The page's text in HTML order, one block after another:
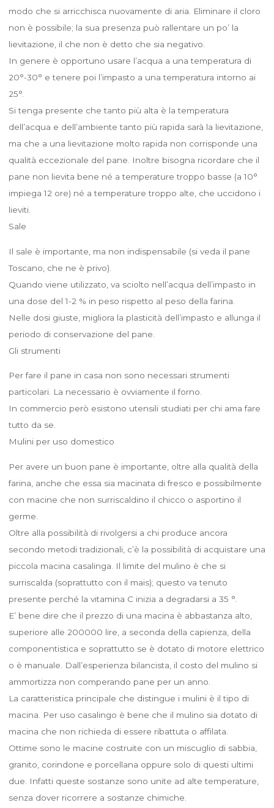
modo che si arricchisca nuovamente di aria. Eliminare il cloro
non è possibile; la sua presenza può rallentare un po’ la
lievitazione, il che non è detto che sia negativo.
In genere è opportuno usare l’acqua a una temperatura di
20°-30° e tenere poi l’impasto a una temperatura intorno ai
25°.
Si tenga presente che tanto più alta è la temperatura
dell’acqua e dell’ambiente tanto più rapida sarà la lievitazione,
ma che a una lievitazione molto rapida non corrisponde una
qualità eccezionale del pane. Inoltre bisogna ricordare che il
pane non lievita bene né a temperature troppo basse (a 10°
impiega 12 ore) né a temperature troppo alte, che uccidono i
lieviti.
Sale
Il sale è importante, ma non indispensabile (si veda il pane
Toscano, che ne è privo).
Quando viene utilizzato, va sciolto nell’acqua dell’impasto in
una dose del 1-2 % in peso rispetto al peso della farina.
Nelle dosi giuste, migliora la plasticità dell’impasto e allunga il
periodo di conservazione del pane.
Gli strumenti
Per fare il pane in casa non sono necessari strumenti
particolari. La necessario è ovviamente il forno.
In commercio però esistono utensili studiati per chi ama fare
tutto da se.
Mulini per uso domestico
Per avere un buon pane è importante, oltre alla qualità della
farina, anche che essa sia macinata di fresco e possibilmente
con macine che non surriscaldino il chicco o asportino il
germe.
Oltre alla possibilità di rivolgersi a chi produce ancora
secondo metodi tradizionali, c’è la possibilità di acquistare una
piccola macina casalinga. Il limite del mulino è che si
surriscalda (soprattutto con il mais); questo va tenuto
presente perché la vitamina C inizia a degradarsi a 35 °.
E’ bene dire che il prezzo di una macina è abbastanza alto,
superiore alle 200000 lire, a seconda della capienza, della
componentistica e soprattutto se è dotato di motore elettrico
o è manuale. Dall’esperienza bilancista, il costo del mulino si
ammortizza non comperando pane per un anno.
La caratteristica principale che distingue i mulini è il tipo di
macina. Per uso casalingo è bene che il mulino sia dotato di
macina che non richieda di essere ribattuta o affilata.
Ottime sono le macine costruite con un miscuglio di sabbia,
granito, corindone e porcellana oppure solo di questi ultimi
due. Infatti queste sostanze sono unite ad alte temperature,
senza dover ricorrere a sostanze chimiche.